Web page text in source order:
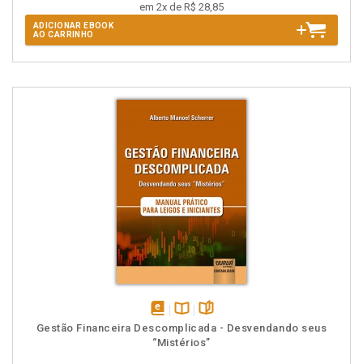
em 2x de R$ 28,85
ADICIONAR EBOOK
AO CARRINHO
disponível
em
Disponível
na
páginas
Gestão Financeira Descomplicada - Desvendando seus
“Mistérios”